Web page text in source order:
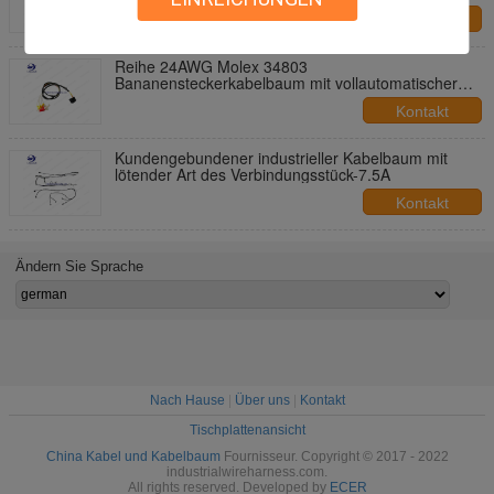
Versammlungs-2P
Reihe 24AWG Molex 34803
Bananensteckerkabelbaum mit vollautomatischer
Kontakt
Kundengebundener industrieller Kabelbaum mit
lötender Art des Verbindungsstück-7.5A
Kontakt
Ändern Sie Sprache
Nach Hause Über uns|
Kontakt
Tischplattenansicht
China Kabel und Kabelbaum Fournisseur. Copyright © 2017 - 2022
industrialwireharness.com.
All rights reserved. Developed by ECER